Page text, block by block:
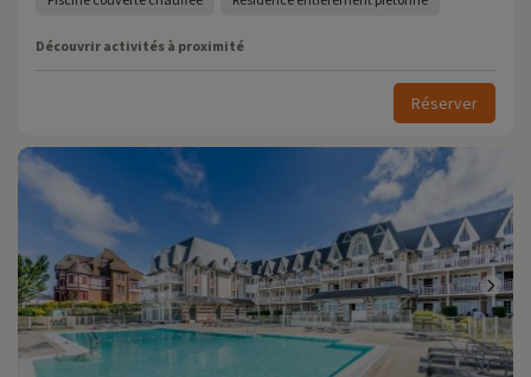
Découvrir activités à proximité
Réserver